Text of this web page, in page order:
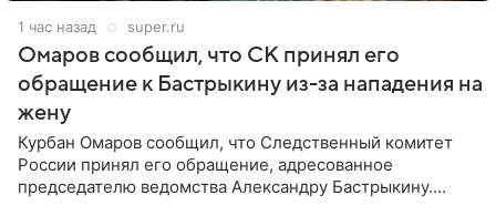
1 час назад super.ru
Омаров сообщил, что СК принял его
обращение к Бастрыкину из-за нападения на
жену
Курбан Омаров сообщил, что Следственный комитет
России принял его обращение, адресованное
председателю ведомства Александру Бастрыкину.